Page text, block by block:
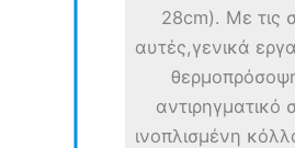
28cm). Με τις
αυτές,γενικά
αντιρηγματικό
ινοπλισμένη